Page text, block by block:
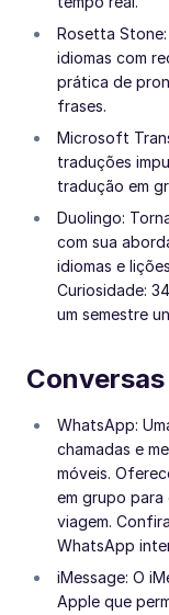
Rosetta
idiomas com
prática de
frases.
Microsoft
traduções
tradução em
Duolingo:
com sua
idiomas e
Curiosidade:
um semestre
WhatsApp:
chamadas e
móveis.
em grupo
viagem.
WhatsApp
iMessage: O
Apple que